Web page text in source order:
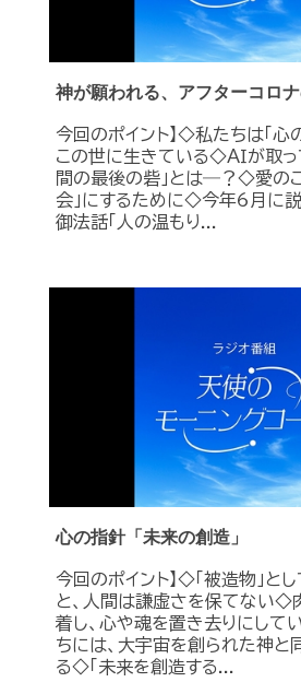
神が願われる、アフターコロ
今回のポイント】◇私たちは「心
この世に生きている◇ＡＩが取っ
間の最後の砦」とは―？◇愛の
会」にするために◇今年6月に
御法話「人の温もり...
心の指針「未来の創造」
今回のポイント】◇「被造物」と
と、人間は謙虚さを保てない◇
着し、心や魂を置き去りにして
ちには、大宇宙を創られた神と
る◇「未来を創造する...